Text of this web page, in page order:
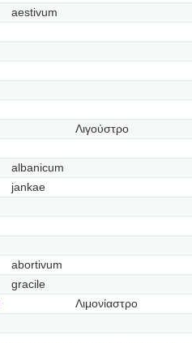
aestivum
Λιγούστρο
albanicum
jankae
abortivum
gracile
Λιμονίαστρο